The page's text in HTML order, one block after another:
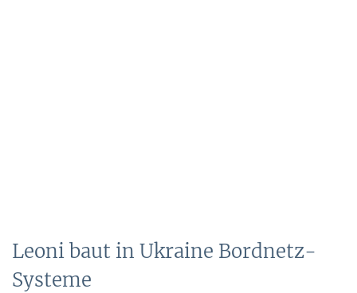
Leoni baut in Ukraine Bordnetz-
Systeme